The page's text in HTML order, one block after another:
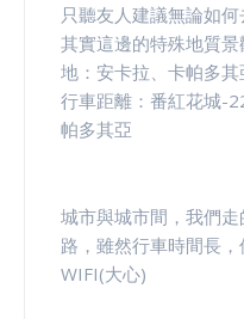
只聽友人建議無論如
其實這邊的特殊地質
地：安卡拉、卡帕多其
行車距離：番紅花城-
帕多其亞
城市與城市間，我們
路，雖然行車時間長
WIFI(大心)